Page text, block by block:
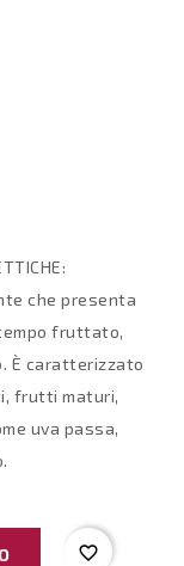
che presenta
fruttato,
È caratterizzato
frutti maturi,
uva passa,
favorite_border